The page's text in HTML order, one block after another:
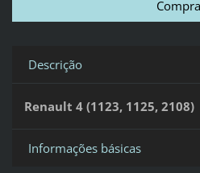
Descrição
Renault 4 (1123, 1125, 2108)
Informações básicas